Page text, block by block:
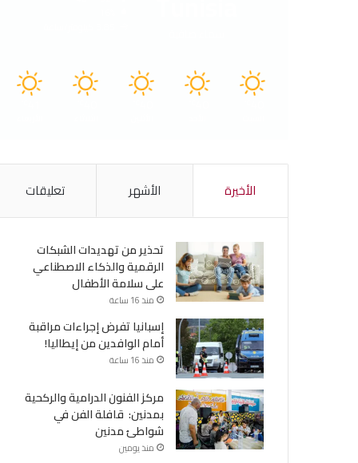
الأخيرة الأشهر تعليقات
تحذير من تهديدات الشبكات
الرقمية والذكاء الاصطناعي
على سلامة الأطفال
منذ 16 ساعة
إسبانيا تفرض إجراءات مراقبة
أمام الوافدين من إيطاليا!
منذ 16 ساعة
مركز الفنون الدرامية والركحية
بمدنين: قافلة الفن في
شواطئ مدنين
منذ يومين